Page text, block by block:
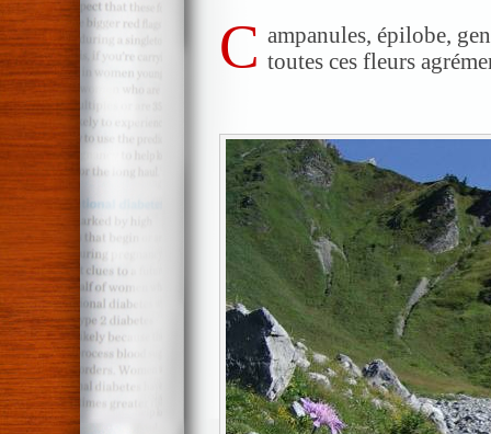
C ampanules, épilobe,
toutes ces fleurs